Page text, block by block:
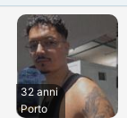
32 anni
Porto